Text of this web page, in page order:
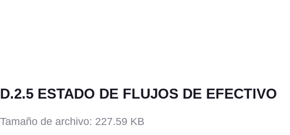
D.2.5 ESTADO DE FLUJOS DE EFECTIVO
Tamaño de archivo: 227.59 KB